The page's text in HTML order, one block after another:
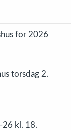
for 2026
torsdag 2.
26 kl. 18.